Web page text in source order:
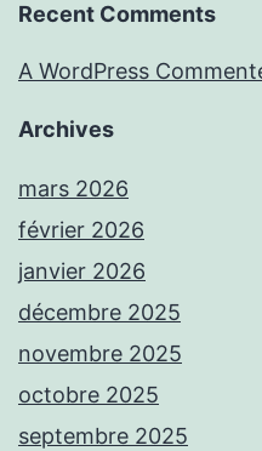
Recent Comments
A WordPress
Archives
mars 2026
février 2026
janvier 2026
décembre 2025
novembre 2025
octobre 2025
septembre 2025